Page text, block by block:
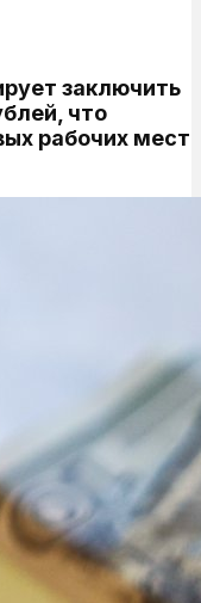
заключить
что
рабочих мест